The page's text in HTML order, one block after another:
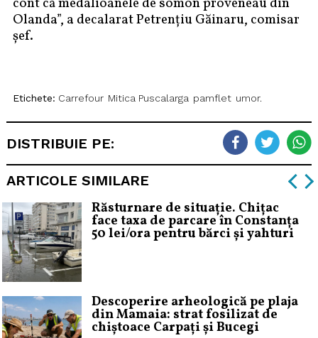
cont că medalioanele de somon proveneau din
Olanda”, a decalarat Petrențiu Găinaru, comisar
șef.
Etichete: Carrefour Mitica Puscalarga pamflet umor.
DISTRIBUIE PE:
ARTICOLE SIMILARE
Răsturnare de situație. Chițac
face taxa de parcare în Constanța
50 lei/ora pentru bărci și yahturi
Descoperire arheologică pe plaja
din Mamaia: strat fosilizat de
chiștoace Carpați și Bucegi